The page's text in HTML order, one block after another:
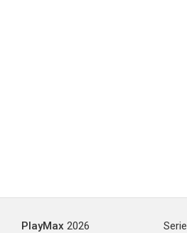
PlayMax 2026